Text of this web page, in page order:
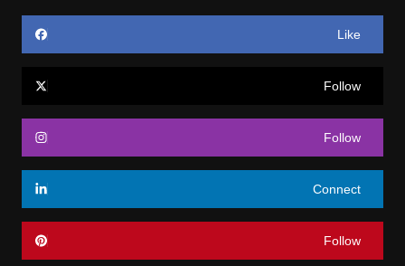
Like
Follow
Follow
Connect
Follow